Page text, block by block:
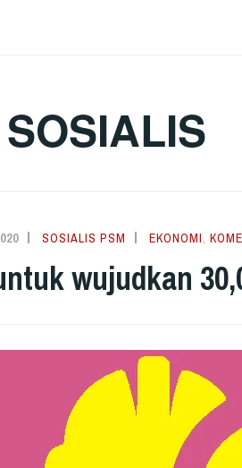
SOSIALIS
SOSIALIS PSM EKONOMI
wujudkan